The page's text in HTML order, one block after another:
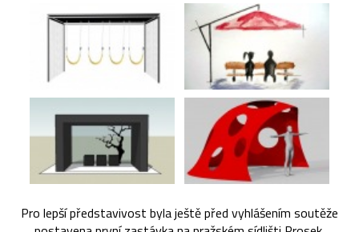
Pro lepší představivost byla ještě před vyhlášením soutěže